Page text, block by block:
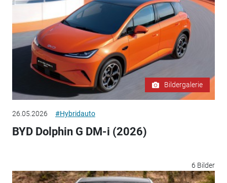
Bildergalerie
26.05.2026 #Hybridauto
BYD Dolphin G DM-i (2026)
6 Bilder